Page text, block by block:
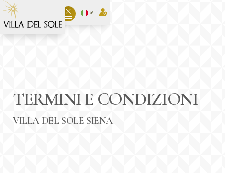
TERMINI E CONDIZIONI
VILLA DEL SOLE SIENA